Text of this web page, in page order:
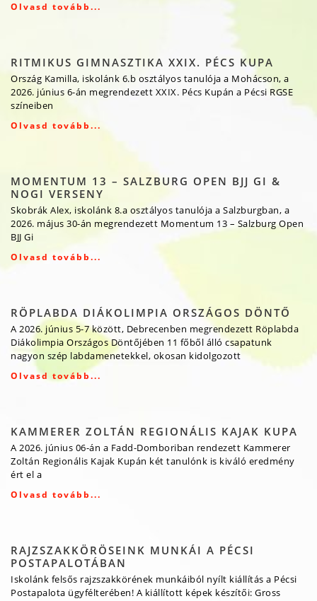
Olvasd tovább...
RITMIKUS GIMNASZTIKA XXIX. PÉCS KUPA
Ország Kamilla, iskolánk 6.b osztályos tanulója a Mohácson, a
2026. június 6-án megrendezett XXIX. Pécs Kupán a Pécsi RGSE
színeiben
Olvasd tovább...
MOMENTUM 13 – SALZBURG OPEN BJJ GI &
NOGI VERSENY
Skobrák Alex, iskolánk 8.a osztályos tanulója a Salzburgban, a
2026. május 30-án megrendezett Momentum 13 – Salzburg Open
BJJ Gi
Olvasd tovább...
RÖPLABDA DIÁKOLIMPIA ORSZÁGOS DÖNTŐ
A 2026. június 5-7 között, Debrecenben megrendezett Röplabda
Diákolimpia Országos Döntőjében 11 főből álló csapatunk
nagyon szép labdamenetekkel, okosan kidolgozott
Olvasd tovább...
KAMMERER ZOLTÁN REGIONÁLIS KAJAK KUPA
A 2026. június 06-án a Fadd-Domboriban rendezett Kammerer
Zoltán Regionális Kajak Kupán két tanulónk is kiváló eredmény
ért el a
Olvasd tovább...
RAJZSZAKKÖRÖSEINK MUNKÁI A PÉCSI
POSTAPALOTÁBAN
Iskolánk felsős rajzszakkörének munkáiból nyílt kiállítás a Pécsi
Postapalota ügyfélterében! A kiállított képek készítői: Gross